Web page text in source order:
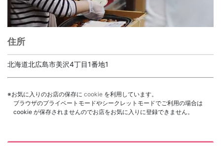
住所
北海道北広島市美沢4丁目1番地1
※お気に入りのお店の保存に cookie を利用しています。
ブラウザのプライベートモードやシークレットモードでご利用の場合は
cookie が保存されませんのでお店をお気に入りに登録できません。